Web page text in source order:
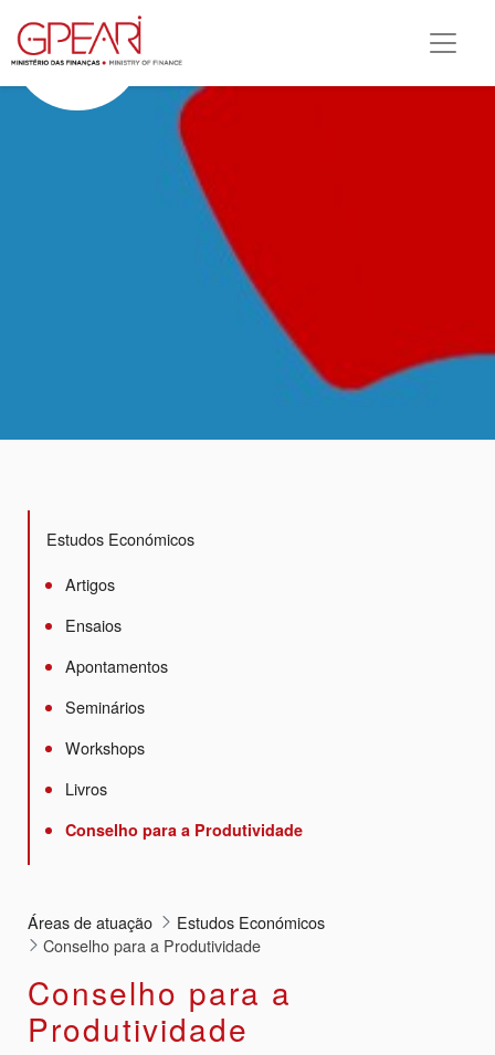
Estudos Económicos
Artigos
Ensaios
Apontamentos
Seminários
Workshops
Livros
Conselho para a Produtividade
Áreas de atuação
Estudos Económicos
Conselho para a Produtividade
Conselho para a
Produtividade